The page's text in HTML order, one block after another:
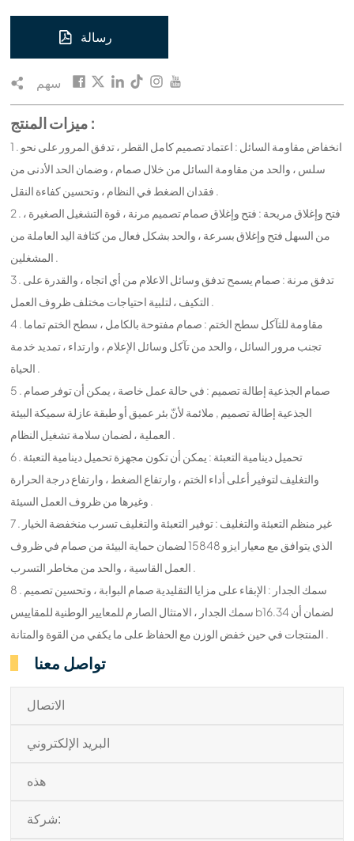
رسالة
سهم
ميزات المنتج :
1 . انخفاض مقاومة السائل : اعتماد تصميم كامل القطر ، تدفق المرور على نحو
سلس ، والحد من مقاومة السائل من خلال صمام ، وضمان الحد الأدنى من
فقدان الضغط في النظام ، وتحسين كفاءة النقل .
2 . فتح وإغلاق مريحة : فتح وإغلاق صمام تصميم مرنة ، قوة التشغيل الصغيرة ،
من السهل فتح وإغلاق بسرعة ، والحد بشكل فعال من كثافة اليد العاملة من
المشغلين .
3 . تدفق مرنة : صمام يسمح تدفق وسائل الاعلام من أي اتجاه ، والقدرة على
التكيف ، لتلبية احتياجات مختلف ظروف العمل .
4 . مقاومة للتآكل سطح الختم : صمام مفتوحة بالكامل ، سطح الختم تماما
تجنب مرور السائل ، والحد من تآكل وسائل الإعلام ، وارتداء ، تمديد خدمة
الحياة .
5 . صمام الجذعية إطالة تصميم : في حالة عمل خاصة ، يمكن أن توفر صمام
الجذعية إطالة تصميم , ملائمة لأنّ بئر عميق أو طبقة عازلة سميكة البيئة
العملية ، لضمان سلامة تشغيل النظام .
6 . تحميل دينامية التعبئة : يمكن أن تكون مجهزة تحميل دينامية التعبئة
والتغليف لتوفير أعلى أداء الختم ، وارتفاع الضغط ، وارتفاع درجة الحرارة
وغيرها من ظروف العمل السيئة .
7 . غير منظم التعبئة والتغليف : توفير التعبئة والتغليف تسرب منخفضة الخيار
الذي يتوافق مع معيار ايزو 15848 لضمان حماية البيئة من صمام في ظروف
العمل القاسية ، والحد من مخاطر التسرب .
8 . سمك الجدار : الإبقاء على مزايا التقليدية صمام البوابة ، وتحسين تصميم
سمك الجدار ، الامتثال الصارم للمعايير الوطنية للمقاييس b16.34 لضمان أن
المنتجات في حين خفض الوزن مع الحفاظ على ما يكفي من القوة والمتانة .
تواصل معنا